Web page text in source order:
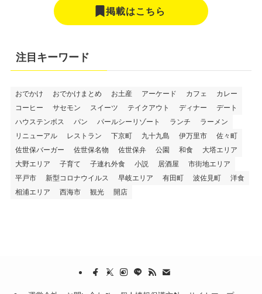
掲載はこちら
注目キーワード
おでかけ おでかけまとめ お土産 アーケード カフェ
カレー
コーヒー
サセモン スイーツ テイクアウト ディナー
デート
ハウステンボス
パン パールシーリゾート ランチ
ラーメン
リニューアル
レストラン 下京町 九十九島 伊万里市
佐々町
佐世保バーガー
佐世保名物 佐世保弁 公園 和食
大塔エリア
大野エリア
子育て 子連れ外食 小説 居酒屋
市街地エリア
平戸市
新型コロナウイルス 早岐エリア 有田町 波佐見町
洋食
相浦エリア
西海市 観光 開店